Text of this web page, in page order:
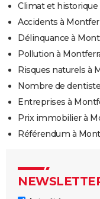
Climat et
Accidents à
Délinquance à
Pollution à
Risques naturels à
Nombre de
Entreprises à
Prix immobilier à
Référendum à